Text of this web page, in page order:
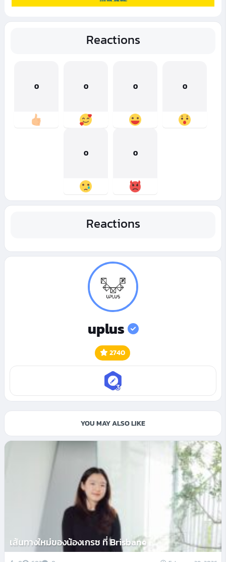
Reactions
0 0 0 0
0 0
Reactions
uplus
2740
YOU MAY ALSO LIKE
เส้นทางใหม่ของน้องเกรซ ที่ Brisbane